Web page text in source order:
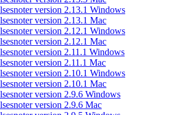
version 2.13.1 Windows
version 2.13.1 Mac
version 2.12.1 Windows
version 2.12.1 Mac
version 2.11.1 Windows
version 2.11.1 Mac
version 2.10.1 Windows
version 2.10.1 Mac
version 2.9.6 Windows
version 2.9.6 Mac